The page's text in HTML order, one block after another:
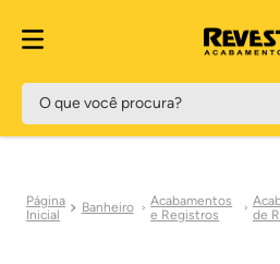
O que você procura?
Banheiro
Acabamentos
e Registros
de